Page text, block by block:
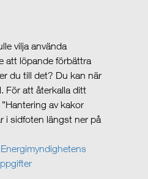
vilja använda
att löpande förbättra
du till det? Du kan när
För att återkalla ditt
av kakor
i sidfoten längst ner på